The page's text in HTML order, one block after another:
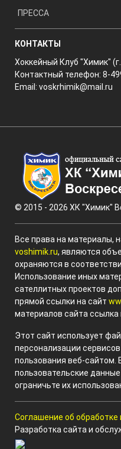
ПРЕССА
КОНТАКТЫ
Хоккейный Клуб "Химик"
Контактный телефон: 8-
Email: voskrhimik@mail.ru
© 2015 - 2026 ХК "Химик"
Все права на материалы,
voshimik.ru, являются
охраняются в
Использование иных
сателлитных проектов
прямой ссылки на сайт
материалов сайта ссылка
Этот сайт использует
персонализации
пользования веб-сайтом.
пользовательские
ограничьте их
Соглашение об
Разработка сайта и